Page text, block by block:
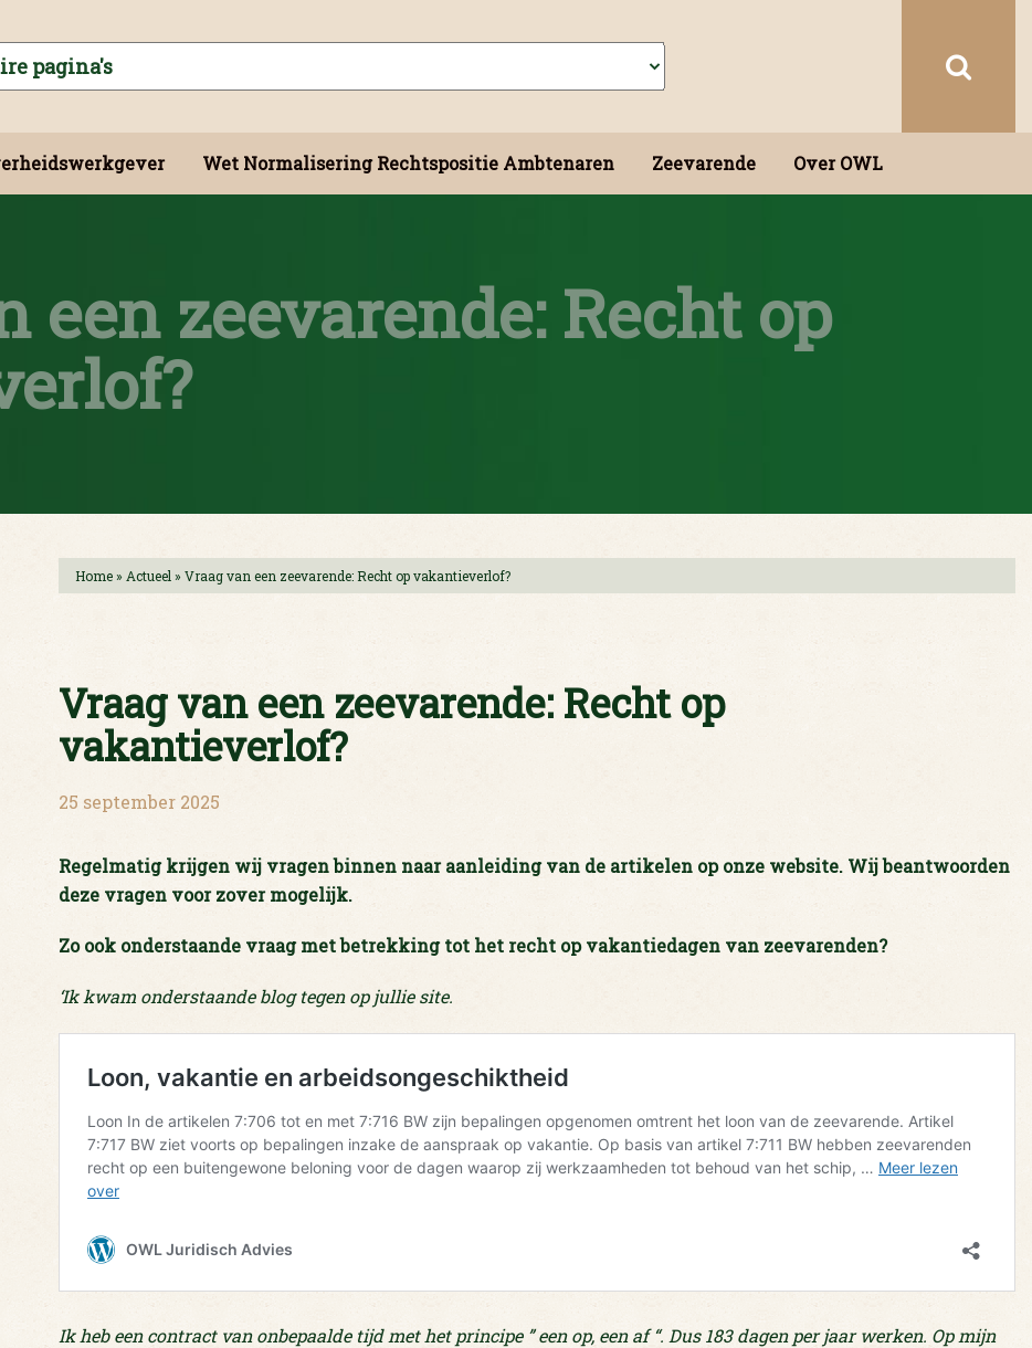
Wet Normalisering Rechtspositie Ambtenaren Zeevarende Over OWL
een zeevarende: Recht op
Home» Actueel » Vraag van een zeevarende: Recht op vakantieverlof?
Vraag van een zeevarende: Recht op
vakantieverlof?
25 september 2025
Regelmatig krijgen wij vragen binnen naar aanleiding van de artikelen op onze website. Wij beantwoorden
deze vragen voor zover mogelijk.
Zo ook onderstaande vraag met betrekking tot het recht op vakantiedagen van zeevarenden?
‘Ik kwam onderstaande blog tegen op jullie site.
Ik heb een contract van onbepaalde tijd met het principe ” een op, een af “. Dus 183 dagen per jaar werken. Op mijn